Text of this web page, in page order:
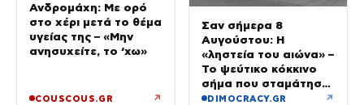
Ανδρομάχη: Με ορό
στο χέρι μετά το θέμα
υγείας της – «Μην
ανησυχείτε, το ‘χω»
COUSCOUS.GR ↗
Σαν σήμερα 8
Αυγούστου: Η
«ληστεία του αιώνα» –
Το ψεύτικο κόκκινο
σήμα που σταμάτησε
τρένο με 2,6 εκατ.
DIMOCRACY.GR ↗